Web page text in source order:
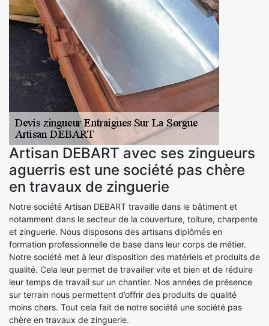
Artisan DEBART avec ses zingueurs
aguerris est une société pas chère
en travaux de zinguerie
Notre société Artisan DEBART travaille dans le bâtiment et
notamment dans le secteur de la couverture, toiture, charpente
et zinguerie. Nous disposons des artisans diplômés en
formation professionnelle de base dans leur corps de métier.
Notre société met à leur disposition des matériels et produits de
qualité. Cela leur permet de travailler vite et bien et de réduire
leur temps de travail sur un chantier. Nos années de présence
sur terrain nous permettent d’offrir des produits de qualité
moins chers. Tout cela fait de notre société une société pas
chère en travaux de zinguerie.